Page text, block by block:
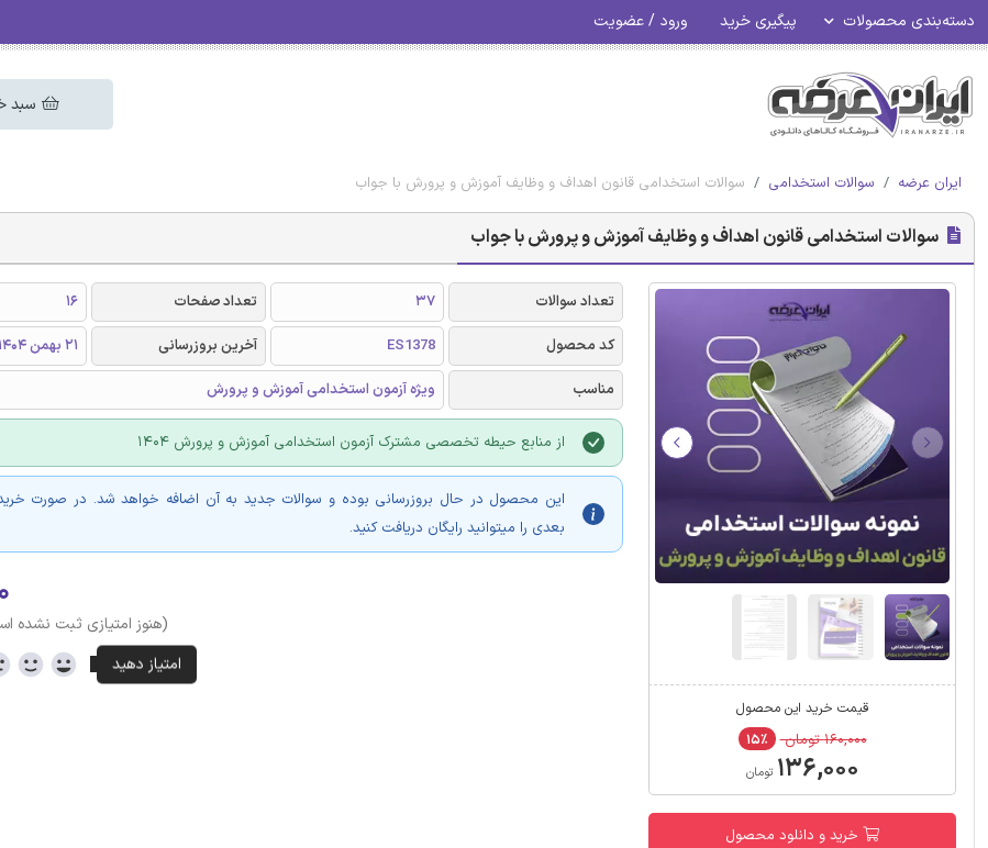
دسته‌بندی محصولات پیگیری خرید ورود / عضویت
سبد
ایران عرضه سوالات استخدامی سوالات استخدامی قانون اهداف و وظایف آموزش و پرورش با جواب
سوالات استخدامی قانون اهداف و وظایف آموزش و پرورش با جواب
قیمت خرید این محصول
۱۶۰,۰۰۰ تومان ۱۵٪
۱۳۶,۰۰۰ تومان
خرید و دانلود محصول
تعداد سوالات 37 تعداد صفحات
16
کد محصول
ES1378 آخرین بروزرسانی
21 بهمن 1404
مناسب
ویژه آزمون استخدامی آموزش و پرورش
از منابع حیطه تخصصی مشترک آزمون استخدامی آموزش و پرورش 1404
این محصول در حال بروزرسانی بوده و سوالات جدید به آن اضافه خواهد شد. در صورت
بعدی را میتوانید رایگان دریافت کنید.
(هنوز امتیازی ثبت نشده